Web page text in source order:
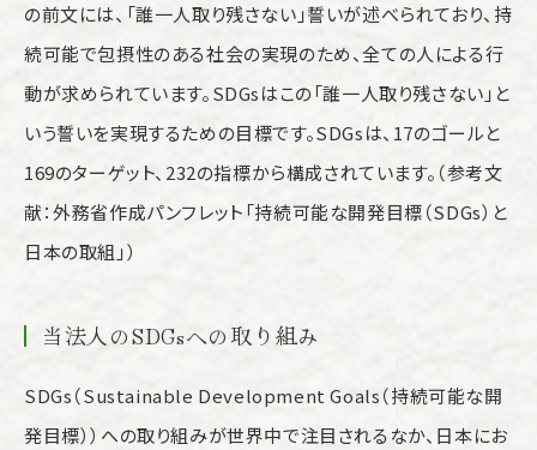
の前文には、「誰一人取り残さない」誓いが述べられており、持
続可能で包摂性のある社会の実現のため、全ての人による行
動が求められています。SDGsはこの「誰一人取り残さない」と
いう誓いを実現するための目標です。SDGsは、17のゴールと
169のターゲット、232の指標から構成されています。（参考文
献：外務省作成パンフレット「持続可能な開発目標（SDGs）と
日本の取組」）
当法人のSDGsへの取り組み
SDGs（Sustainable Development Goals（持続可能な開
発目標））への取り組みが世界中で注目されるなか、日本にお